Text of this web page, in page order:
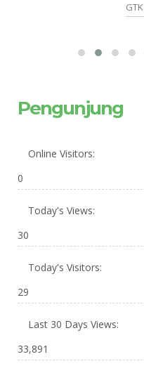
GTK
Pengunjung
Online Visitors:
0
Today's Views:
30
Today's Visitors:
29
Last 30 Days Views:
33,891